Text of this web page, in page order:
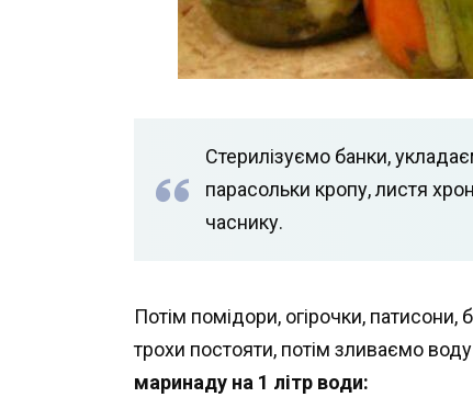
Стерилізуємо банки,
парасольки кропу, листя
часнику.
Потім помідори, огірочки,
трохи постояти, потім зливаємо
маринаду на 1 літр води: